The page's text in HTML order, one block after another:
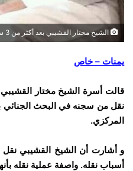
الشيخ مختار القشيبي بعد أكثر من 3 سنوات سجن
يمنات – خاص
قالت أسرة الشيخ مختار
نقل من سجنه في البحث الجنائي
المركزي.
و أشارت أن الشيخ القشيبي
أسباب نقله. واصفة عملية نقله